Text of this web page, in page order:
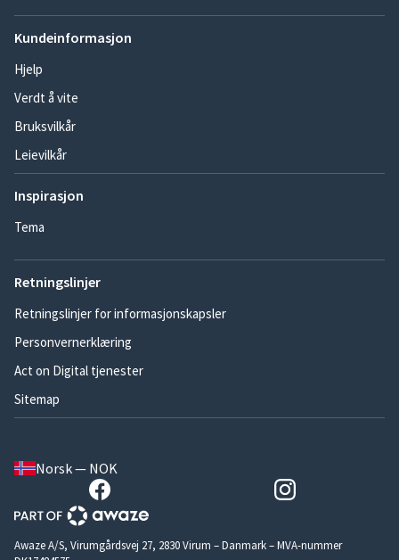
Kundeinformasjon
Hjelp
Verdt å vite
Bruksvilkår
Leievilkår
Inspirasjon
Tema
Retningslinjer
Retningslinjer for informasjonskapsler
Personvernerklæring
Act on Digital tjenester
Sitemap
Norsk — NOK
Awaze A/S, Virumgårdsvej 27, 2830 Virum – Danmark – MVA-nummer